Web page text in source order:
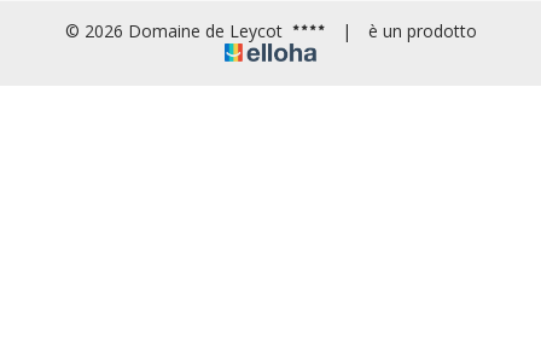
© 2026 Domaine de Leycot | è un prodotto